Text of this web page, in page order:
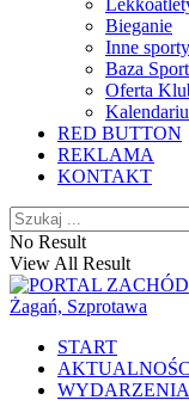
Bieganie
Inne sporty
Baza
Oferta
RED BUTTON
REKLAMA
KONTAKT
No Result
View All Result
START
WYDARZENIA